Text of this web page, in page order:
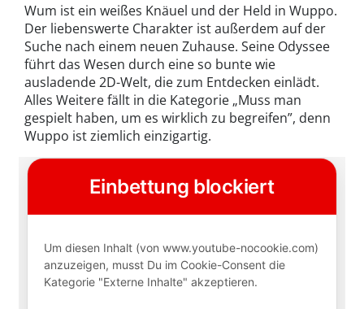
Wum ist ein weißes Knäuel und der Held in Wuppo.
Der liebenswerte Charakter ist außerdem auf der
Suche nach einem neuen Zuhause. Seine Odyssee
führt das Wesen durch eine so bunte wie
ausladende 2D-Welt, die zum Entdecken einlädt.
Alles Weitere fällt in die Kategorie „Muss man
gespielt haben, um es wirklich zu begreifen”, denn
Wuppo ist ziemlich einzigartig.